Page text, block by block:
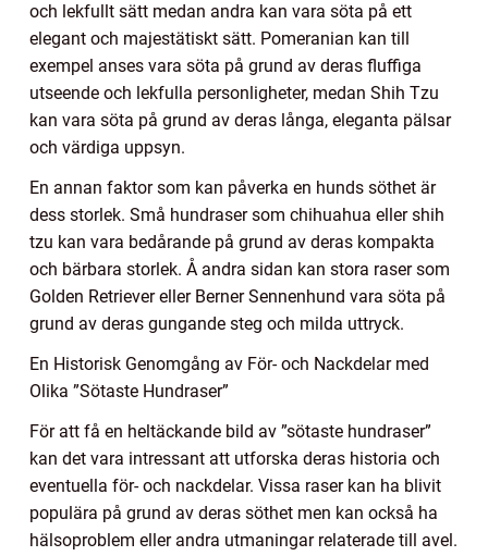
och lekfullt sätt medan andra kan vara söta på ett
elegant och majestätiskt sätt. Pomeranian kan till
exempel anses vara söta på grund av deras fluffiga
utseende och lekfulla personligheter, medan Shih Tzu
kan vara söta på grund av deras långa, eleganta pälsar
och värdiga uppsyn.
En annan faktor som kan påverka en hunds söthet är
dess storlek. Små hundraser som chihuahua eller shih
tzu kan vara bedårande på grund av deras kompakta
och bärbara storlek. Å andra sidan kan stora raser som
Golden Retriever eller Berner Sennenhund vara söta på
grund av deras gungande steg och milda uttryck.
En Historisk Genomgång av För- och Nackdelar med
Olika ”Sötaste Hundraser”
För att få en heltäckande bild av ”sötaste hundraser”
kan det vara intressant att utforska deras historia och
eventuella för- och nackdelar. Vissa raser kan ha blivit
populära på grund av deras söthet men kan också ha
hälsoproblem eller andra utmaningar relaterade till avel.